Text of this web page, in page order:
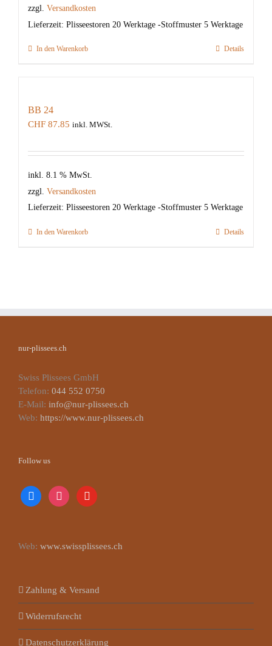
zzgl. Versandkosten
Lieferzeit: Plisseestoren 20 Werktage -Stoffmuster 5 Werktage
In den Warenkorb Details
BB 24
CHF 87.85 inkl. MWSt.
inkl. 8.1 % MwSt.
zzgl. Versandkosten
Lieferzeit: Plisseestoren 20 Werktage -Stoffmuster 5 Werktage
In den Warenkorb Details
nur-plissees.ch
Swiss Plissees GmbH
Telefon: 044 552 0750
E-Mail: info@nur-plissees.ch
Web: https://www.nur-plissees.ch
Follow us
facebookinstagramyoutube
Web: www.swissplissees.ch
Zahlung & Versand
Widerrufsrecht
Datenschutzerklärung